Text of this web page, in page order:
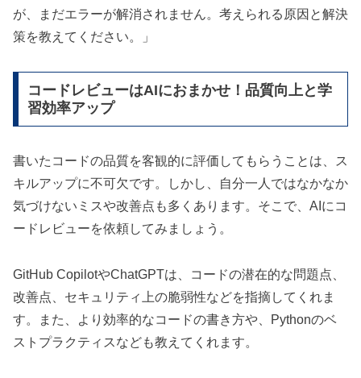
が、まだエラーが解消されません。考えられる原因と解決
策を教えてください。」
コードレビューはAIにおまかせ！品質向上と学
習効率アップ
書いたコードの品質を客観的に評価してもらうことは、ス
キルアップに不可欠です。しかし、自分一人ではなかなか
気づけないミスや改善点も多くあります。そこで、AIにコ
ードレビューを依頼してみましょう。
GitHub CopilotやChatGPTは、コードの潜在的な問題点、
改善点、セキュリティ上の脆弱性などを指摘してくれま
す。また、より効率的なコードの書き方や、Pythonのベ
ストプラクティスなども教えてくれます。